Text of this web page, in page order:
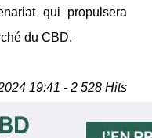
qui propulsera
du CBD.
19:41 - 2 528 Hits